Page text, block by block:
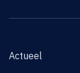
Actueel